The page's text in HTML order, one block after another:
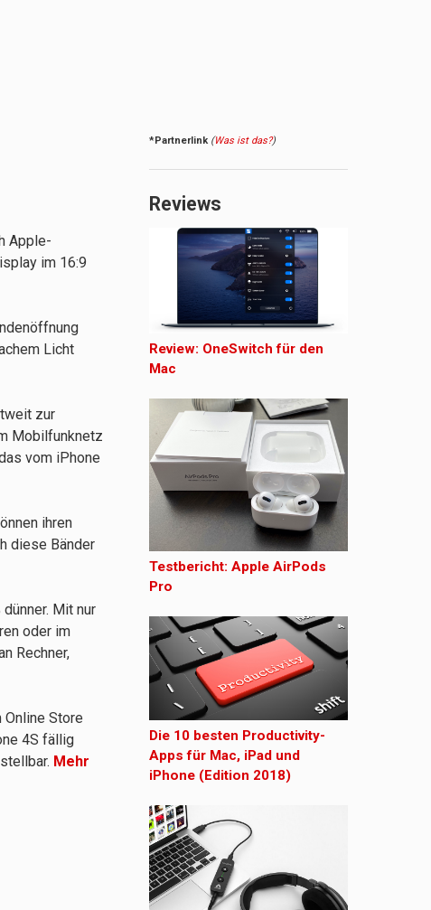
Apple-
im 16:9
Licht
zur
Mobilfunknetz
vom iPhone
ihren
diese Bänder
Mit nur
oder im
Rechner,
Store
4S fällig
Mehr
*Partnerlink (Was ist das?)
Reviews
Review: OneSwitch für den
Mac
Testbericht: Apple AirPods
Pro
Die 10 besten Productivity-
Apps für Mac, iPad und
iPhone (Edition 2018)